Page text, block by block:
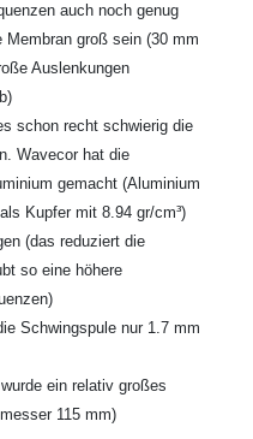
auch noch genug
groß sein (30 mm
Auslenkungen
schon recht schwierig die
Wavecor hat die
gemacht (Aluminium
Kupfer mit 8.94 gr/cm³)
(das reduziert die
so eine höhere
Schwingspule nur 1.7 mm
ein relativ großes
115 mm)